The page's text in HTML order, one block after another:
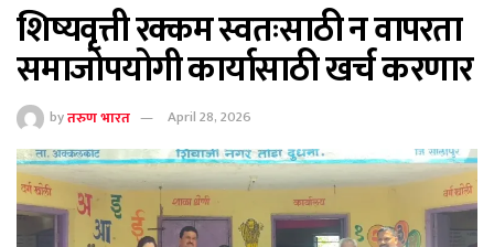
शिष्यवृत्ती रक्कम स्वतःसाठी न वापरता
समाजोपयोगी कार्यासाठी खर्च करणार
byतरुण भारत April 28, 2026